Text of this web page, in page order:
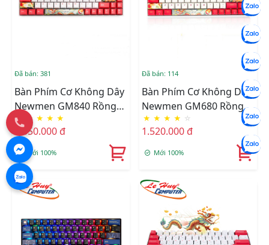
Đã bán: 381
Bàn Phím Cơ Không Dây
Newmen GM840 Rồng
Hổ Dual Mode
(Blue/Red/Brown Switch)
★ ★ ★ ★ ★
1.550.000 đ
Mới 100%
Đã bán: 114
Bàn Phím Cơ Không Dây
Newmen GM680 Rồng
Hổ Dual Mode
(Blue/Red/Brown Switch)
★ ★ ★ ★ ☆
1.520.000 đ
Mới 100%